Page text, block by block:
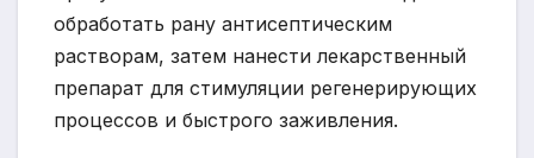
обработать рану антисептическим
растворам, затем нанести лекарственный
препарат для стимуляции регенерирующих
процессов и быстрого заживления.